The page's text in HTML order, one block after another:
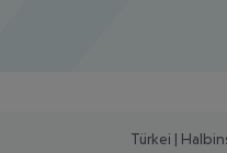
Türkei |